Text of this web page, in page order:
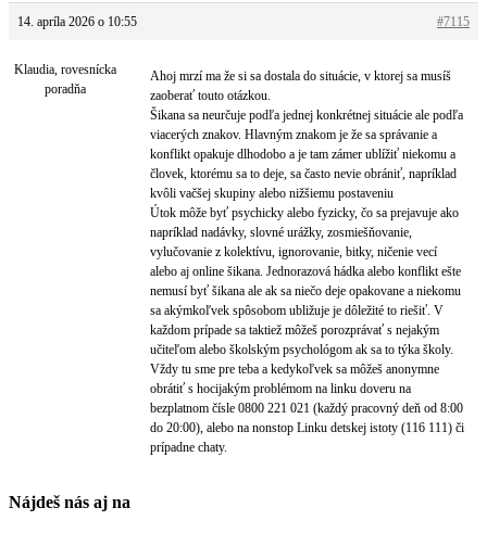
14. apríla 2026 o 10:55 #7115
Klaudia, rovesnícka
poradňa
Ahoj mrzí ma že si sa dostala do situácie, v ktorej sa musíš
zaoberať touto otázkou.
Šikana sa neurčuje podľa jednej konkrétnej situácie ale podľa
viacerých znakov. Hlavným znakom je že sa správanie a
konflikt opakuje dlhodobo a je tam zámer ublížiť niekomu a
človek, ktorému sa to deje, sa často nevie obrániť, napríklad
kvôli vačšej skupiny alebo nižšiemu postaveniu
Útok môže byť psychicky alebo fyzicky, čo sa prejavuje ako
napríklad nadávky, slovné urážky, zosmiešňovanie,
vylučovanie z kolektívu, ignorovanie, bitky, ničenie vecí
alebo aj online šikana. Jednorazová hádka alebo konflikt ešte
nemusí byť šikana ale ak sa niečo deje opakovane a niekomu
sa akýmkoľvek spôsobom ubližuje je dôležité to riešiť. V
každom prípade sa taktiež môžeš porozprávať s nejakým
učiteľom alebo školským psychológom ak sa to týka školy.
Vždy tu sme pre teba a kedykoľvek sa môžeš anonymne
obrátiť s hocijakým problémom na linku doveru na
bezplatnom čísle 0800 221 021 (každý pracovný deň od 8:00
do 20:00), alebo na nonstop Linku detskej istoty (116 111) či
prípadne chaty.
Nájdeš nás aj na